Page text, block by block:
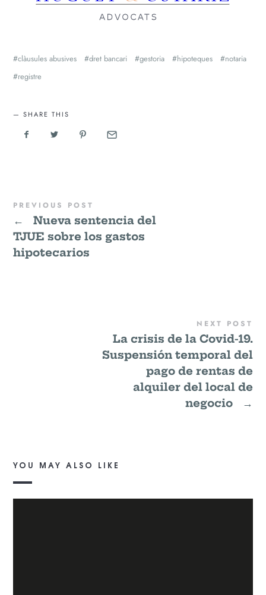
clàusules abusives dret bancari gestoria hipoteques
notaria
registre
SHARE THIS
PREVIOUS POST
←
Nueva sentencia del
TJUE sobre los gastos
hipotecarios
NEXT POST
La crisis de la Covid-19.
Suspensión temporal del
pago de rentas de
alquiler del local de
negocio
→
YOU MAY ALSO LIKE